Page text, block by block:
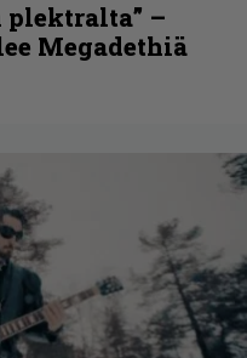
–
Megadethiä